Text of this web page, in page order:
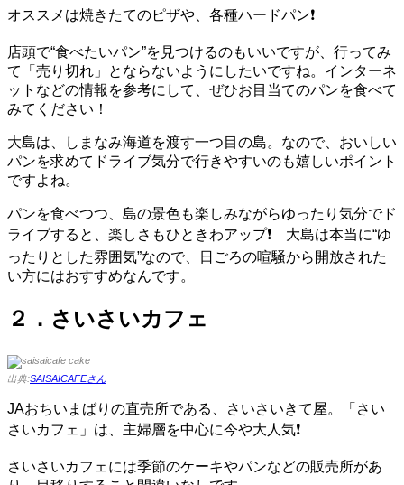
オススメは焼きたてのピザや、各種ハードパン❗
店頭で“食べたいパン”を見つけるのもいいですが、行ってみ
て「売り切れ」とならないようにしたいですね。インターネ
ットなどの情報を参考にして、ぜひお目当てのパンを食べて
みてください！
大島は、しまなみ海道を渡す一つ目の島。なので、おいしい
パンを求めてドライブ気分で行きやすいのも嬉しいポイント
ですよね。
パンを食べつつ、島の景色も楽しみながらゆったり気分でド
ライブすると、楽しさもひときわアップ❗ 大島は本当に“ゆ
ったりとした雰囲気”なので、日ごろの喧騒から開放された
い方にはおすすめなんです。
２．さいさいカフェ
出典:SAISAICAFEさん
JAおちいまばりの直売所である、さいさいきて屋。「さい
さいカフェ」は、主婦層を中心に今や大人気❗
さいさいカフェには季節のケーキやパンなどの販売所があ